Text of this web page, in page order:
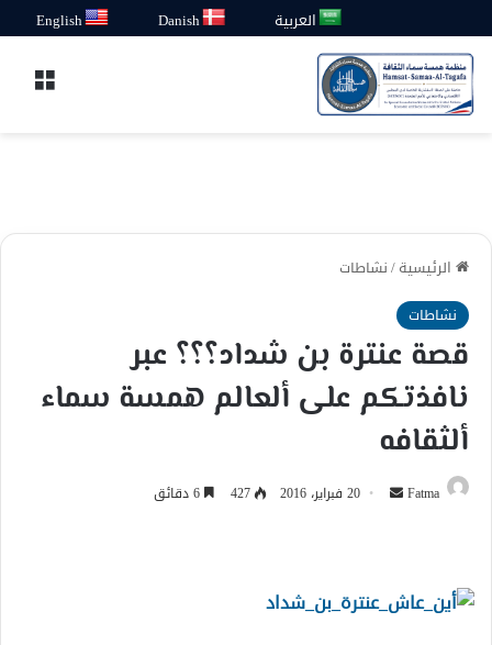
العربية Danish
English
الرئيسية/نشاطات
نشاطات
قصة عنترة بن شداد؟؟؟ عبر
نافذتكم على ألعالم همسة سماء
ألثقافه
Fatma
أرسل 20 فبراير، 2016 427